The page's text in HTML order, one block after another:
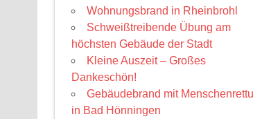
Wohnungsbrand in Rheinbrohl
Schweißtreibende Übung am
höchsten Gebäude der Stadt
Kleine Auszeit – Großes
Dankeschön!
Gebäudebrand mit
in Bad Hönningen